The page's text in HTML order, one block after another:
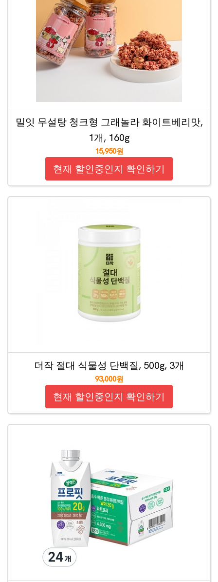
밀잇 무설탕 청크형 그래놀라 화이트베리맛,
1개, 160g
15,950원
현재 할인중인지 확인하기
더작 절대 식물성 단백질, 500g, 3개
93,000원
현재 할인중인지 확인하기